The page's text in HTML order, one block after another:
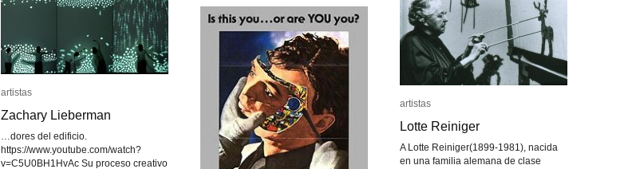
artistas
Lotte Reiniger
A Lotte Reiniger(1899-1981), nacida
en una familia alemana de clase
artistas
Lotte Reiniger
artistas
Zachary Lieberman
…dores del edificio.
https://www.youtube.com/watch?
v=C5U0BH1HvAc Su proceso creativo
artistas
Zachary Lieberman